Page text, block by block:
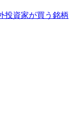
投資家が買う銘柄